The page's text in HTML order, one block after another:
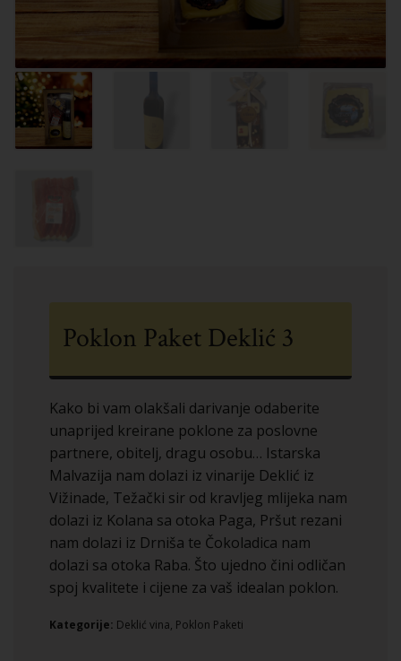
Poklon Paket Deklić 3
Kako bi vam olakšali darivanje odaberite
unaprijed kreirane poklone za poslovne
partnere, obitelj, dragu osobu… Istarska
Malvazija nam dolazi iz vinarije Deklić iz
Vižinade, Težački sir od kravljeg mlijeka nam
dolazi iz Kolana sa otoka Paga, Pršut rezani
nam dolazi iz Drniša te Čokoladica nam
dolazi sa otoka Raba. Što ujedno čini odličan
spoj kvalitete i cijene za vaš idealan poklon.
Kategorije: Deklić vina, Poklon Paketi